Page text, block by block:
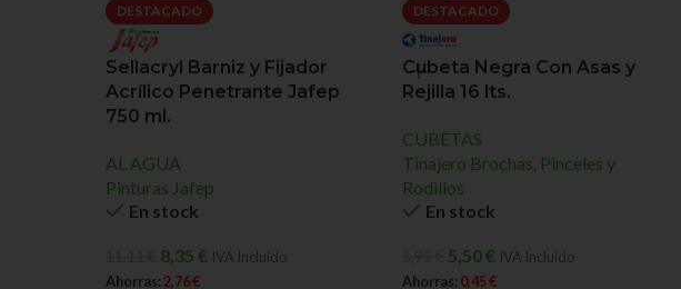
DESTACADO
Sellacryl Barniz y Fijador
Acrílico Penetrante Jafep
750 ml.
AL AGUA
Pinturas Jafep
En stock
8,35 € IVA Incluido
Ahorras: 2,76€
DESTACADO
Cubeta Negra Con Asas y
Rejilla 16 lts.
CUBETAS
Tinajero Brochas, Pinceles y
Rodillos
En stock
5,50€ IVA Incluido
Ahorras: 0,45€